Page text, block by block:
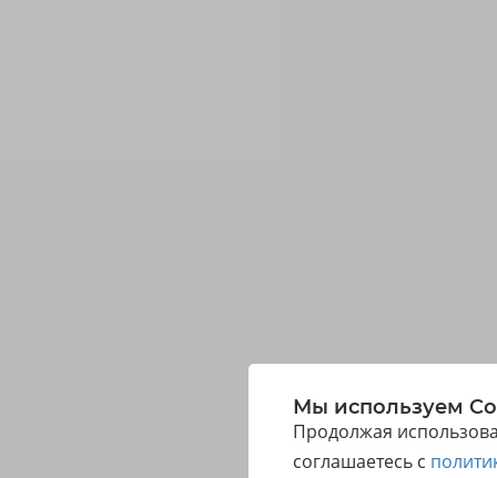
Мы используем
Продолжая
соглашаетесь с